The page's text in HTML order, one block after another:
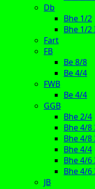
Db
Bhe 1/2
Bhe 1/2
Fart
FB
Be 8/8
Be 4/4
FWB
Be 4/4
GGB
Bhe 2/4
Bhe 4/8
Bhe 4/8
Bhe 4/4
Bhe 4/6
Bhe 4/6
JB